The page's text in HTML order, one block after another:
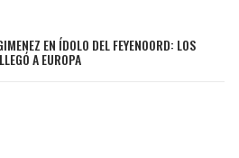
EN ÍDOLO DEL FEYENOORD: LOS
A EUROPA